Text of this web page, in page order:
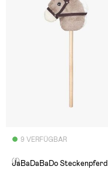
9 VERFÜGBAR
(1)
JaBaDaBaDo Steckenpferd